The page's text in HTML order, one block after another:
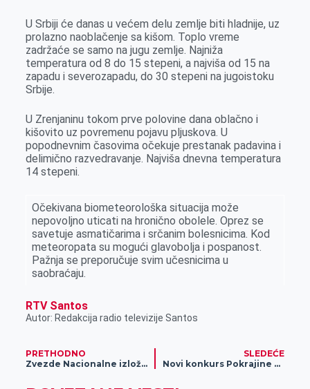
b
o
o
k
e
n
g
e
e
d
I
n
r
s
A
p
p
U Srbiji će danas u većem delu zemlje biti hladnije, uz
prolazno naoblačenje sa kišom. Toplo vreme
zadržaće se samo na jugu zemlje. Najniža
temperatura od 8 do 15 stepeni, a najviša od 15 na
zapadu i severozapadu, do 30 stepeni na jugoistoku
Srbije.
U Zrenjaninu tokom prve polovine dana oblačno i
kišovito uz povremenu pojavu pljuskova. U
popodnevnim časovima očekuje prestanak padavina i
delimično razvedravanje. Najviša dnevna temperatura
14 stepeni.
Očekivana biometeorološka situacija može
nepovolјno uticati na hronično obolele. Oprez se
savetuje asmatičarima i srčanim bolesnicima. Kod
meteoropata su mogući glavobolјa i pospanost.
Pažnja se preporučuje svim učesnicima u
saobraćaju.
RTV Santos
Autor: Redakcija radio televizije Santos
PRETHODNO
Zvezde Nacionalne izložbe stoke bikovi Miško i Veliša, kao i ovan Žak
SLEDEĆE
Novi konkurs Pokrajine za žensko preduzetništvo